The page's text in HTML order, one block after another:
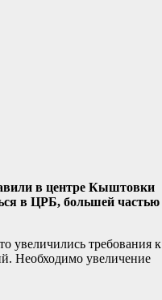
в центре Кыштовки
в ЦРБ, большей частью
увеличились требования к
Необходимо увеличение